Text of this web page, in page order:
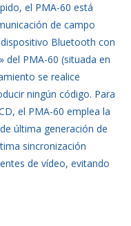
el PMA-60 está
de campo
Bluetooth con
del PMA-60 (situada en
se realice
ningún código. Para
el PMA-60 emplea la
última generación de
sincronización
de vídeo, evitando